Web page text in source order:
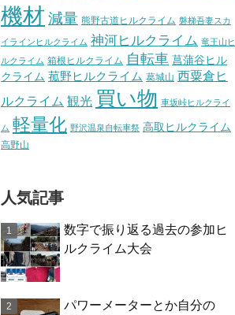
機材 減量 熊野古道ヒルクライム 磐梯吾妻スカ
イラインヒルクライム 神河ヒルクライム 竜王山ヒ
ルクライム 箱根ヒルクライム 自転車 菖蒲谷ヒル
クライム 菰野ヒルクライム 葛城山 西粟倉ヒ
ルクライム 観光 買い物 車坂峠ヒルクライ
ム 軽量化 野沢温泉自転車祭 高取ヒルクライム
高野山
人気記事
数字で振り返る過去の参加ヒ
ルクライム大会
パワーメーターとか自分の